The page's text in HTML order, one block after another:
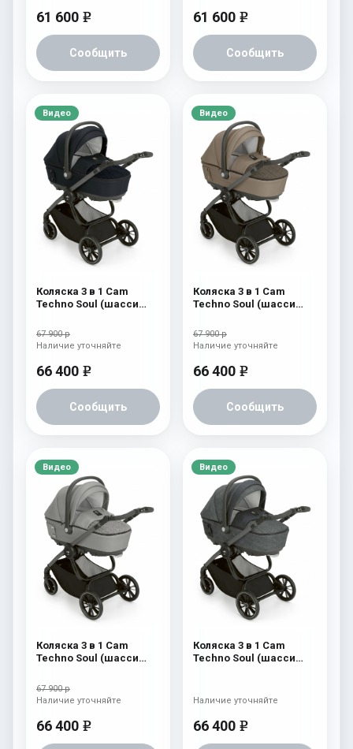
61 600 e
Сообщить
61 600 e
Сообщить
Видео
Коляска 3 в 1 Cam
Techno Soul (шасси
67 900 р
66 400 e
Сообщить
Наличие уточняйте
Видео
Коляска 3 в 1 Cam
Techno Soul (шасси
67 900 р
66 400 e
Сообщить
Наличие уточняйте
Видео
Коляска 3 в 1 Cam
Techno Soul (шасси
67 900 р
66 400 e
Наличие уточняйте
Видео
Коляска 3 в 1 Cam
Techno Soul (шасси
66 400 e
Наличие уточняйте